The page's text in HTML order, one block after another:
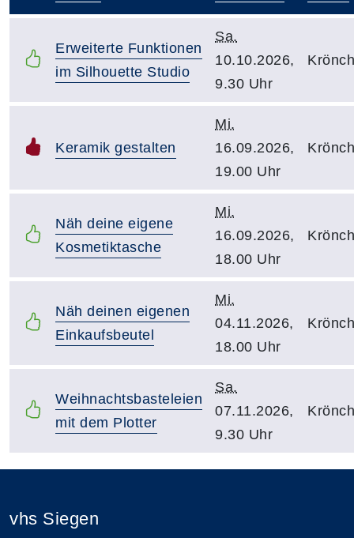
Erweiterte Funktionen
im Silhouette Studio
Sa.
10.10.2026,
9.30 Uhr
Keramik gestalten
Mi.
16.09.2026,
19.00 Uhr
Näh deine eigene
Kosmetiktasche
Mi.
16.09.2026,
18.00 Uhr
Näh deinen eigenen
Einkaufsbeutel
Mi.
04.11.2026,
18.00 Uhr
Weihnachtsbasteleien
mit dem Plotter
Sa.
07.11.2026,
9.30 Uhr
vhs Siegen